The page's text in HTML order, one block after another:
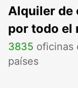
Alquiler de
por todo el
3835 oficinas
países